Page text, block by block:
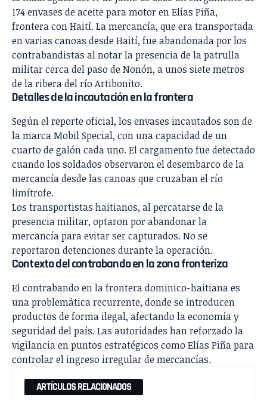
174 envases de aceite para motor en Elías Piña,
frontera con Haití. La mercancía, que era transportada
en varias canoas desde Haití, fue abandonada por los
contrabandistas al notar la presencia de la patrulla
militar cerca del paso de Nonón, a unos siete metros
de la ribera del río Artibonito.
Detalles de la incautación en la frontera
Según el reporte oficial, los envases incautados son de
la marca Mobil Special, con una capacidad de un
cuarto de galón cada uno. El cargamento fue detectado
cuando los soldados observaron el desembarco de la
mercancía desde las canoas que cruzaban el río
limítrofe.
Los transportistas haitianos, al percatarse de la
presencia militar, optaron por abandonar la
mercancía para evitar ser capturados. No se
reportaron detenciones durante la operación.
Contexto del contrabando en la zona fronteriza
El contrabando en la frontera dominico-haitiana es
una problemática recurrente, donde se introducen
productos de forma ilegal, afectando la economía y
seguridad del país. Las autoridades han reforzado la
vigilancia en puntos estratégicos como Elías Piña para
controlar el ingreso irregular de mercancías.
ARTÍCULOS RELACIONADOS